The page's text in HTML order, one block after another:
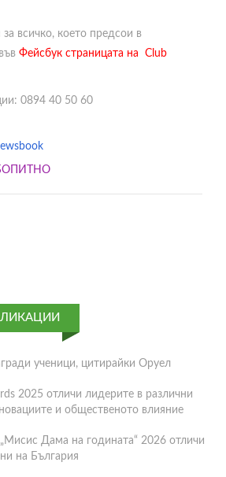
всичко, което предсои в
Фейсбук страницата на Club
0894 40 50 60
ученици, цитирайки Оруел
2025 отличи лидерите в различни
и общественото влияние
Дама на годината“ 2026 отличи
на България